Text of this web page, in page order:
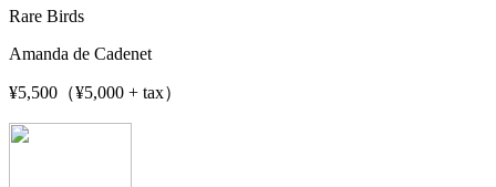
Rare Birds
Amanda de Cadenet
¥5,500（¥5,000 + tax）